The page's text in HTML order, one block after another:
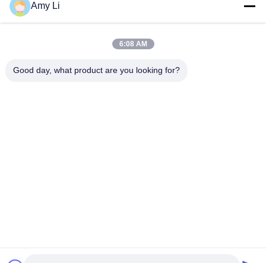
Máy nước nóng Ptc tức thì, 20-800w Thành phần điện tử Ptc
nóng cho bồn tắm chân
20-2000w nhôm tức thì nước ptc yếu tố nóng cho bồn tắm
Amy Li
6:08 AM
Good day, what product are you looking for?